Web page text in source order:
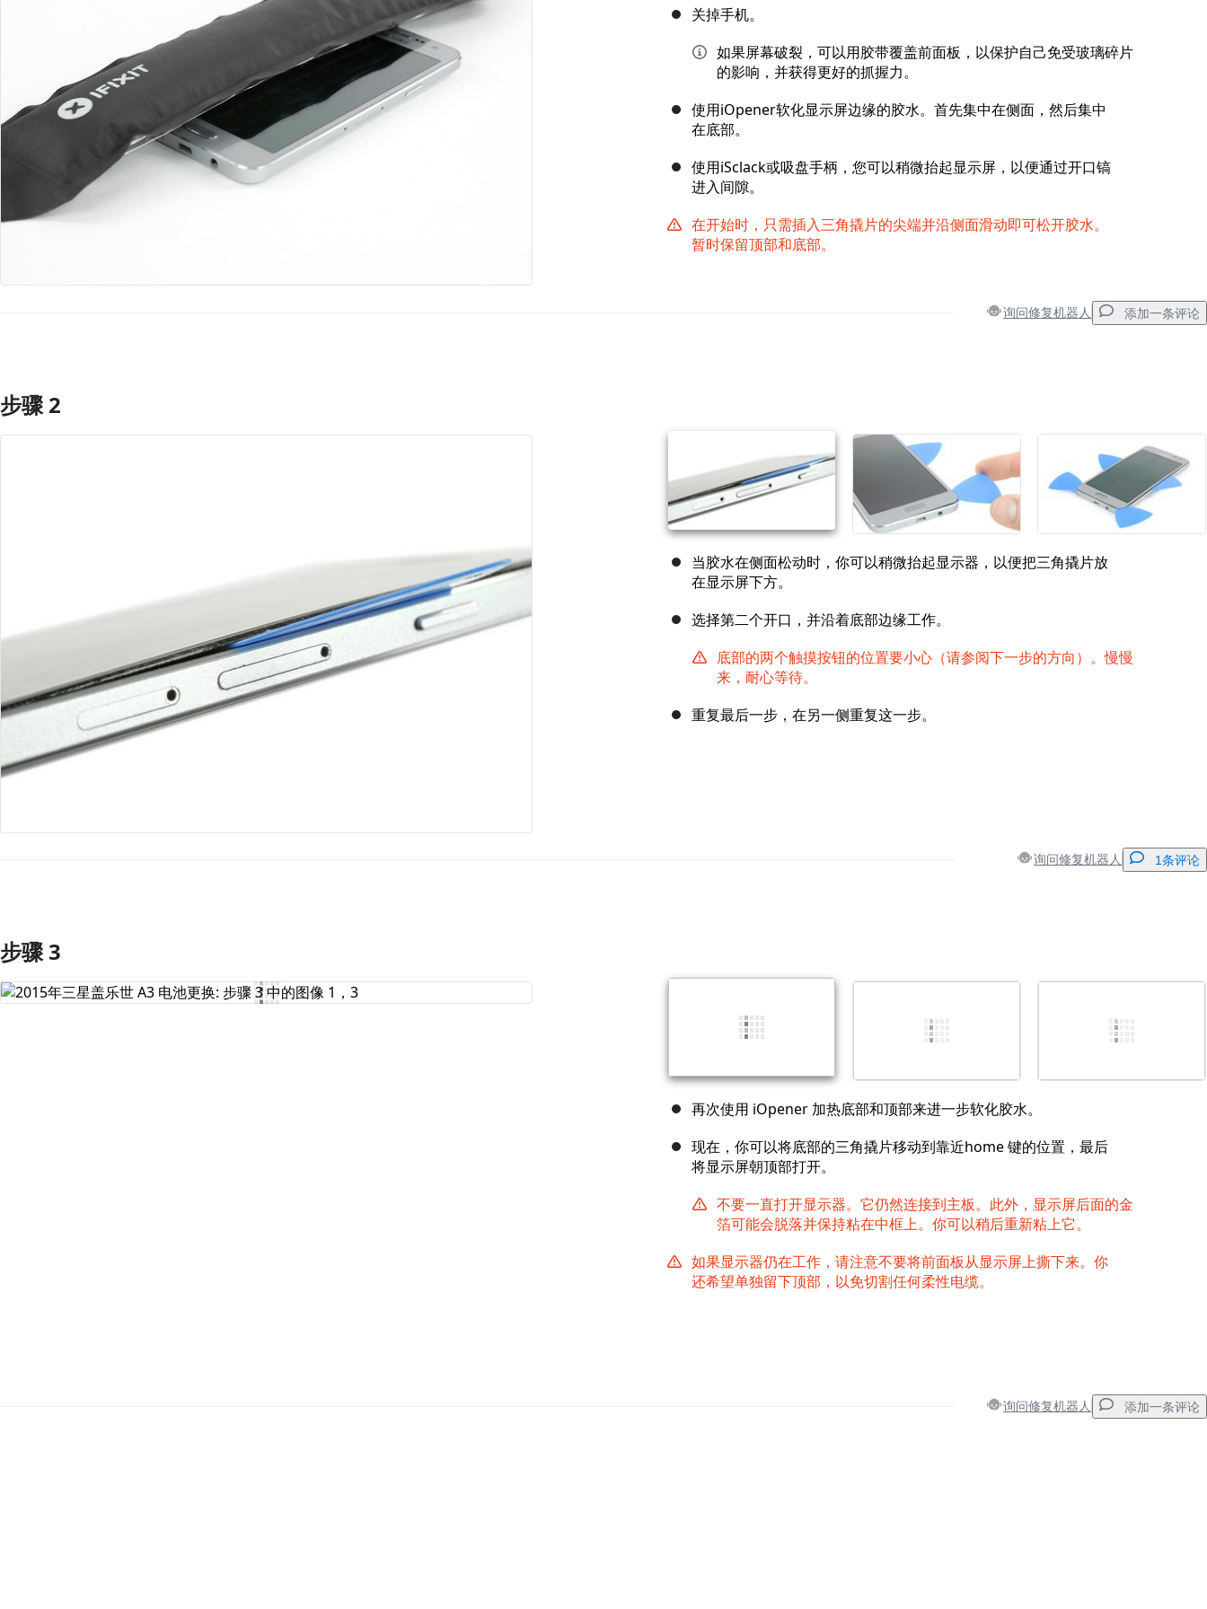
关掉手机。
如果屏幕破裂，可以用胶带覆盖前面板，以保护自己免受玻璃碎片
的影响，并获得更好的抓握力。
使用iOpener软化显示屏边缘的胶水。首先集中在侧面，然后集中
在底部。
使用iSclack或吸盘手柄，您可以稍微抬起显示屏，以便通过开口镐
进入间隙。
在开始时，只需插入三角撬片的尖端并沿侧面滑动即可松开胶水。
暂时保留顶部和底部。
询问修复机器人 添加一条评论
添加评论
取消 发帖评论
步骤 2
当胶水在侧面松动时，你可以稍微抬起显示器，以便把三角撬片放
在显示屏下方。
选择第二个开口，并沿着底部边缘工作。
底部的两个触摸按钮的位置要小心（请参阅下一步的方向）。慢慢
来，耐心等待。
重复最后一步，在另一侧重复这一步。
询问修复机器人 1条评论
添加评论
发帖评论
步骤 3
再次使用 iOpener 加热底部和顶部来进一步软化胶水。
现在，你可以将底部的三角撬片移动到靠近home 键的位置，最后
将显示屏朝顶部打开。
不要一直打开显示器。它仍然连接到主板。此外，显示屏后面的金
箔可能会脱落并保持粘在中框上。你可以稍后重新粘上它。
如果显示器仍在工作，请注意不要将前面板从显示屏上撕下来。你
还希望单独留下顶部，以免切割任何柔性电缆。
询问修复机器人 添加一条评论